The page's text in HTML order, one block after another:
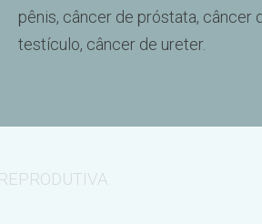
pênis, câncer de próstata, câncer
testículo, câncer de ureter.